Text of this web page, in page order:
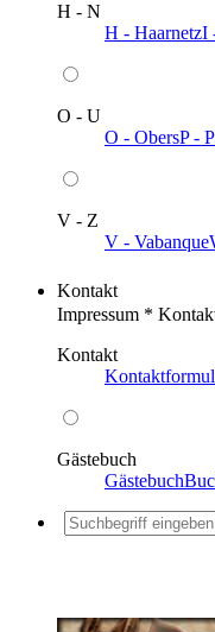
H - N
H - HaarnetzI
O - U
O - ObersP -
V - Z
V - Vabanque
Kontakt
Impressum *
Kontakt
Gästebuch
Gästebuch